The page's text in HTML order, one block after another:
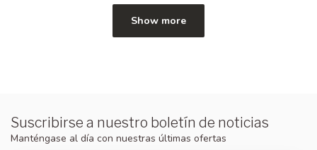
Show more
Suscribirse a nuestro boletín de noticias
Manténgase al día con nuestras últimas ofertas